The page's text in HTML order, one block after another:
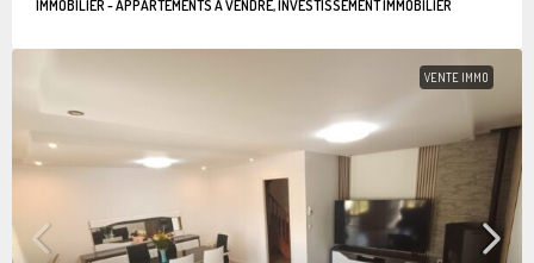
IMMOBILIER - APPARTEMENTS À VENDRE, INVESTISSEMENT IMMOBILIER
VENTE IMMO